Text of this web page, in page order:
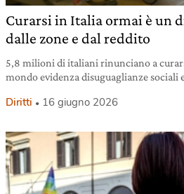
Curarsi in Italia ormai è un
dalle zone e dal reddito
5,8 milioni di italiani rinunciano a
mondo evidenza disuguaglianze sociali
Diritti 16 giugno 2026